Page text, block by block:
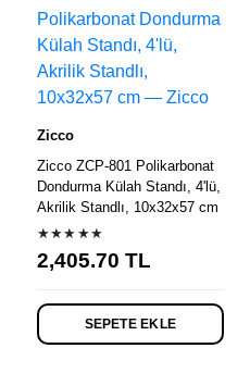
Zicco
Zicco ZCP-801 Polikarbonat
Dondurma Külah Standı, 4'lü,
Akrilik Standlı, 10x32x57 cm
★★★★★
2,405.70 TL
SEPETE EKLE